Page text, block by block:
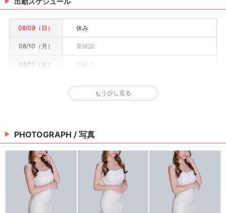
08/09（日） 休み
08/10（月） 要確認
08/11（火） 要確認
要確認
08/15（土） 要確認
※情報はあくまで予定でキャストまたは出勤情報は一部です。詳細はお店にお問い合わせく
ださい。
もう少し見る
PHOTOGRAPH / 写真